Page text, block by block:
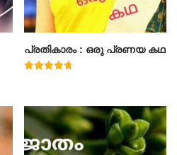
പ്രതികാരം : ഒരു പ്രണയ കഥ